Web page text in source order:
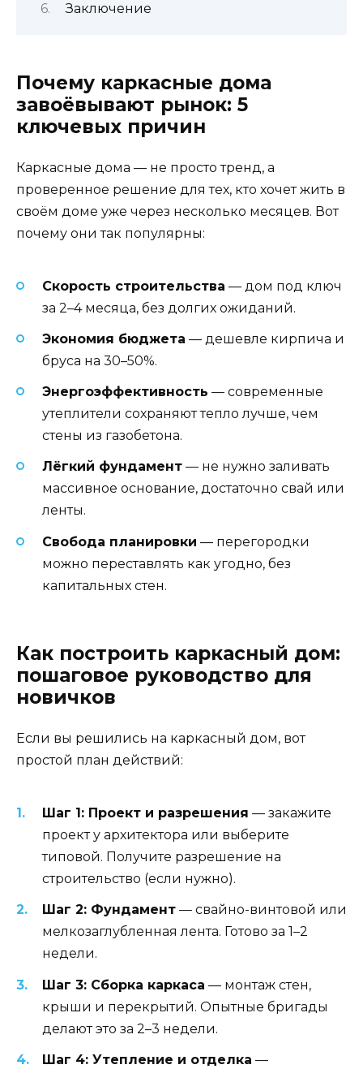
Заключение
Почему каркасные дома
завоёвывают рынок: 5
ключевых причин
Каркасные дома — не просто тренд, а
проверенное решение для тех, кто хочет жить в
своём доме уже через несколько месяцев. Вот
почему они так популярны:
Скорость строительства — дом под ключ
за 2–4 месяца, без долгих ожиданий.
Экономия бюджета — дешевле кирпича и
бруса на 30–50%.
Энергоэффективность — современные
утеплители сохраняют тепло лучше, чем
стены из газобетона.
Лёгкий фундамент — не нужно заливать
массивное основание, достаточно свай или
ленты.
Свобода планировки — перегородки
можно переставлять как угодно, без
капитальных стен.
Как построить каркасный дом:
пошаговое руководство для
новичков
Если вы решились на каркасный дом, вот
простой план действий:
Шаг 1: Проект и разрешения — закажите
проект у архитектора или выберите
типовой. Получите разрешение на
строительство (если нужно).
Шаг 2: Фундамент — свайно-винтовой или
мелкозаглубленная лента. Готово за 1–2
недели.
Шаг 3: Сборка каркаса — монтаж стен,
крыши и перекрытий. Опытные бригады
делают это за 2–3 недели.
Шаг 4: Утепление и отделка —